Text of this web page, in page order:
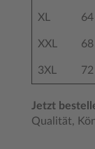
XL
XXL
3XL
Jetzt
Qualität,